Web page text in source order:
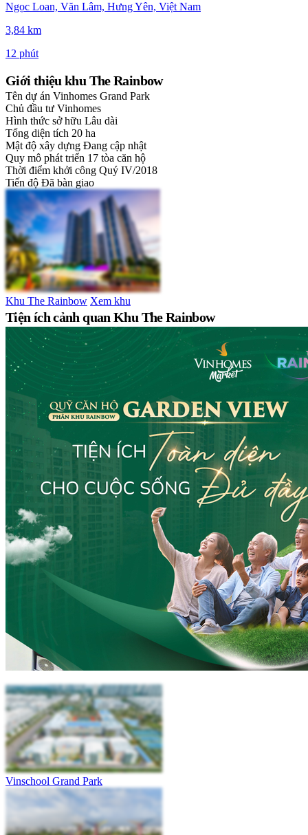
Ngọc Loan, Văn Lâm, Hưng Yên, Việt Nam
3,84 km
12 phút
Giới thiệu khu The Rainbow
Tên dự án Vinhomes Grand Park
Chủ đầu tư Vinhomes
Hình thức sở hữu Lâu dài
Tổng diện tích 20 ha
Mật độ xây dựng Đang cập nhật
Quy mô phát triển 17 tòa căn hộ
Thời điểm khởi công Quý IV/2018
Tiến độ Đã bàn giao
Khu The Rainbow Xem khu
Tiện ích cảnh quan Khu The Rainbow
Vinschool Grand Park